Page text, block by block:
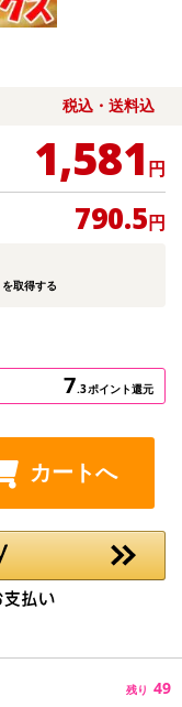
税込・送料込
1,581 円
790.5円
を取得する
7.3ポイント還元
カートへ
残り 49